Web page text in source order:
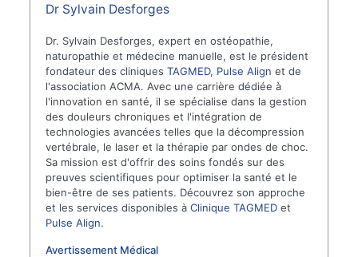
Dr Sylvain Desforges
Dr. Sylvain Desforges, expert en ostéopathie,
naturopathie et médecine manuelle, est le président
fondateur des cliniquesTAGMED, Pulse Align et de
l'association ACMA. Avec une carrière dédiée à
l'innovation en santé, il se spécialise dans la gestion
des douleurs chroniques et l'intégration de
technologies avancées telles que la décompression
vertébrale, le laser et la thérapie par ondes de choc.
Sa mission est d'offrir des soins fondés sur des
preuves scientifiques pour optimiser la santé et le
bien-être de ses patients. Découvrez son approche
et les services disponibles àClinique TAGMED et
Pulse Align.
Avertissement Médical